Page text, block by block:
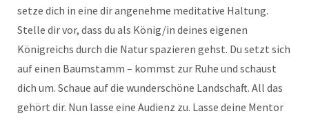
setze dich in eine dir angenehme meditative Haltung.
Stelle dir vor, dass du als König/in deines eigenen
Königreichs durch die Natur spazieren gehst. Du setzt sich
auf einen Baumstamm – kommst zur Ruhe und schaust
dich um. Schaue auf die wunderschöne Landschaft. All das
gehört dir. Nun lasse eine Audienz zu. Lasse deine Mentor